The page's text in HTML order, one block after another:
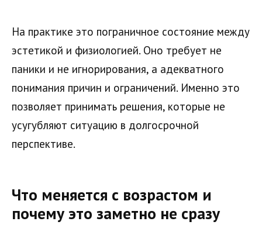
На практике это пограничное состояние между
эстетикой и физиологией. Оно требует не
паники и не игнорирования, а адекватного
понимания причин и ограничений. Именно это
позволяет принимать решения, которые не
усугубляют ситуацию в долгосрочной
перспективе.
Что меняется с возрастом и
почему это заметно не сразу